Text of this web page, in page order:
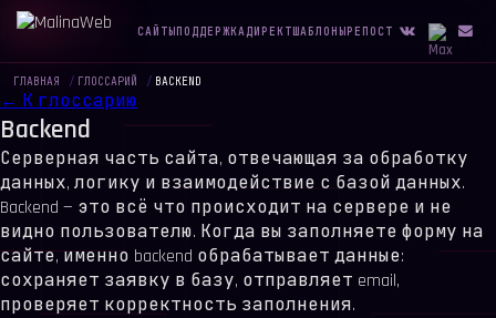
САЙТЫПОДДЕРЖКА ДИРЕКТШАБЛОНЫРЕПОСТ
ГЛАВНАЯ / ГЛОССАРИЙ / BACKEND
← К глоссарию
Backend
Серверная часть сайта, отвечающая за обработку
данных, логику и взаимодействие с базой данных.
Backend — это всё что происходит на сервере и не
видно пользователю. Когда вы заполняете форму на
сайте, именно backend обрабатывает данные:
сохраняет заявку в базу, отправляет email,
проверяет корректность заполнения.